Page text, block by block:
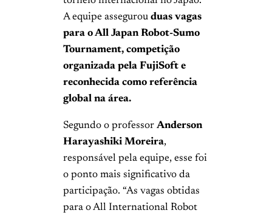
A equipe assegurou duas vagas
para o All Japan Robot-Sumo
Tournament, competição
organizada pela FujiSoft e
reconhecida como referência
global na área.
Segundo o professor Anderson
Harayashiki Moreira,
responsável pela equipe, esse foi
o ponto mais significativo da
participação. “As vagas obtidas
para o All International Robot